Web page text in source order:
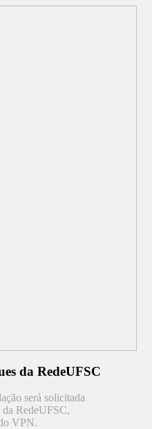
da RedeUFSC
será solicitada
da RedeUFSC,
VPN.